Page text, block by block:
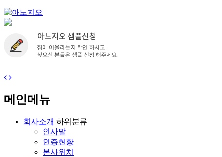
메인메뉴
회사소개 하위분류
인사말
인증현황
본사위치